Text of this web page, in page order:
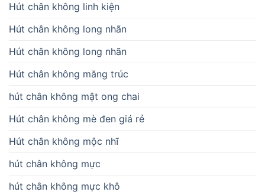
Hút chân không linh kiện
Hút chân không long nhãn
Hút chân không long nhãn
Hút chân không măng trúc
hút chân không mật ong chai
Hút chân không mè đen giá rẻ
Hút chân không mộc nhĩ
hút chân không mực
hút chân không mực khô